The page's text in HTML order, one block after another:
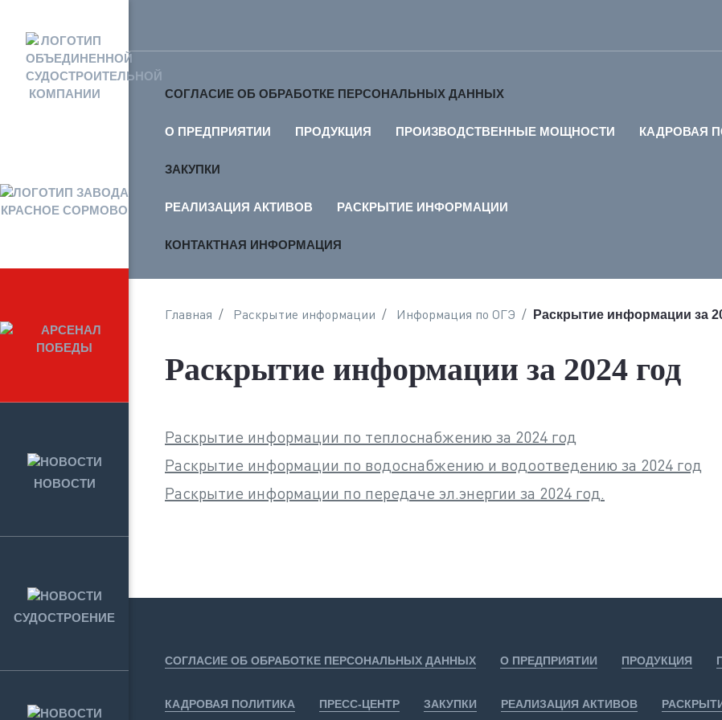
СОГЛАСИЕ ОБ ОБРАБОТКЕ ПЕРСОНАЛЬНЫХ ДАННЫХ
О ПРЕДПРИЯТИИ ПРОДУКЦИЯ ПРОИЗВОДСТВЕННЫЕ МОЩНОСТИ КАДРОВАЯ
ЗАКУПКИ
РЕАЛИЗАЦИЯ АКТИВОВ РАСКРЫТИЕ ИНФОРМАЦИИ
КОНТАКТНАЯ ИНФОРМАЦИЯ
Главная Раскрытие информации Информация по ОГЭ Раскрытие информации за
Раскрытие информации за 2024 год
Раскрытие информации по теплоснабжению за 2024 год
Раскрытие информации по водоснабжению и водоотведению за 2024 год
Раскрытие информации по передаче эл.энергии за 2024 год.
СОГЛАСИЕ ОБ ОБРАБОТКЕ ПЕРСОНАЛЬНЫХ ДАННЫХ О ПРЕДПРИЯТИИ ПРОДУКЦИЯ
КАДРОВАЯ ПОЛИТИКА ПРЕСС-ЦЕНТР ЗАКУПКИ РЕАЛИЗАЦИЯ АКТИВОВ
НОВОСТИ
СУДОСТРОЕНИЕ